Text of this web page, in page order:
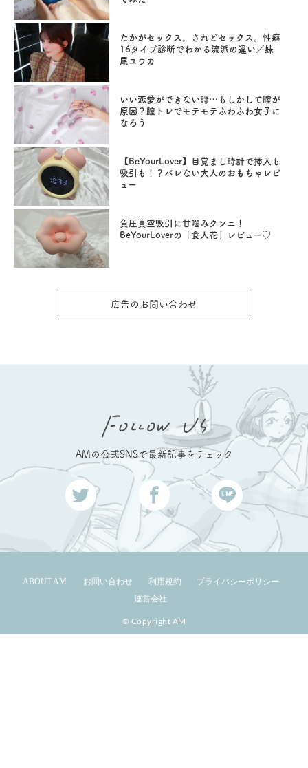
たかがセックス。されどセックス。性癖
16タイプ診断でわかる流派の違い／妹
尾ユウカ
いい恋愛ができない時…もしかして膣が
原因？膣トレでモテモテふわふわ女子に
なろう
【BeYourLover】目覚まし時計で挿入も
吸引も！？バレない大人のおもちゃレビ
ュー
負圧真空吸引に甘噛みクンニ！
BeYourLoverの「食人花」レビュー♡
広告のお問い合わせ
AMの公式SNSで最新記事をチェック
ABOUT AM お問い合わせ 利用規約
プライバシーポリシー
運営会社
© Copyright AM